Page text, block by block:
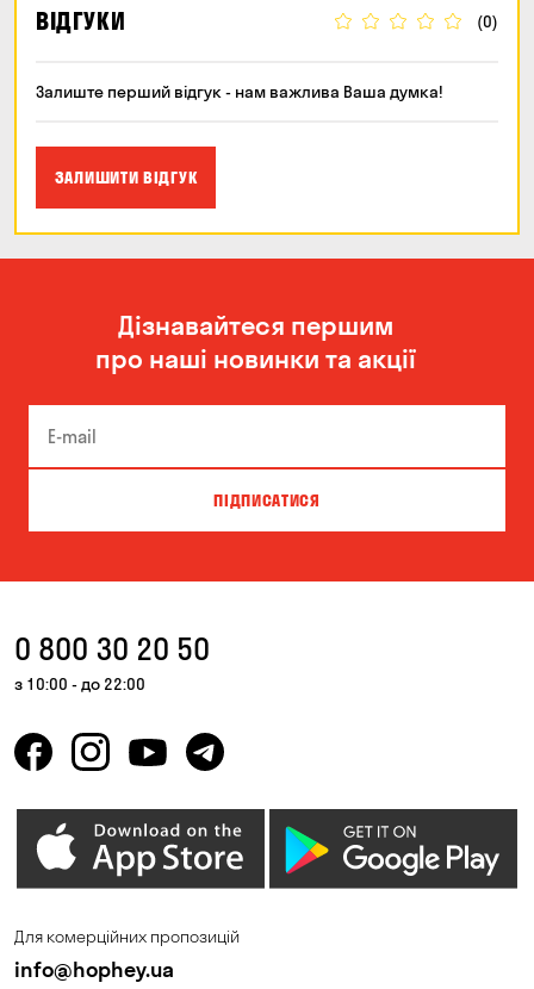
ВІДГУКИ (0)
Залиште перший відгук - нам важлива Ваша думка!
ЗАЛИШИТИ ВІДГУК
Дізнавайтеся першим
про наші новинки та акції
ПІДПИСАТИСЯ
0 800 30 20 50
з 10:00 - до 22:00
Для комерційних пропозицій
info@hophey.ua